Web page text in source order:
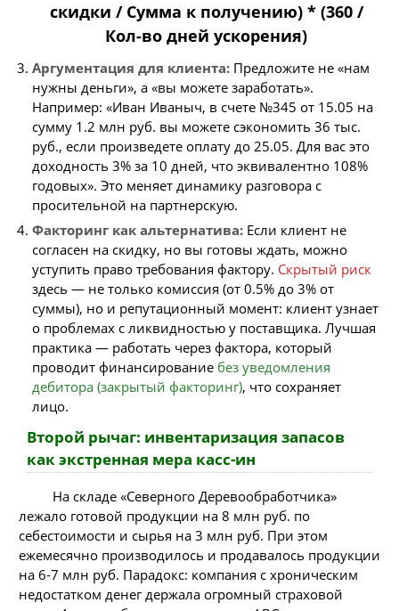
скидки / Сумма к получению) * (360 /
Кол-во дней ускорения)
Аргументация для клиента: Предложите не «нам
нужны деньги», а «вы можете заработать».
Например: «Иван Иваныч, в счете №345 от 15.05 на
сумму 1.2 млн руб. вы можете сэкономить 36 тыс.
руб., если произведете оплату до 25.05. Для вас это
доходность 3% за 10 дней, что эквивалентно 108%
годовых». Это меняет динамику разговора с
просительной на партнерскую.
Факторинг как альтернатива: Если клиент не
согласен на скидку, но вы готовы ждать, можно
уступить право требования фактору. Скрытый риск
здесь — не только комиссия (от 0.5% до 3% от
суммы), но и репутационный момент: клиент узнает
о проблемах с ликвидностью у поставщика. Лучшая
практика — работать через фактора, который
проводит финансирование без уведомления
дебитора (закрытый факторинг), что сохраняет
лицо.
Второй рычаг: инвентаризация запасов
как экстренная мера касс-ин
На складе «Северного Деревообработчика»
лежало готовой продукции на 8 млн руб. по
себестоимости и сырья на 3 млн руб. При этом
ежемесячно производилось и продавалось продукции
на 6-7 млн руб. Парадокс: компания с хроническим
недостатком денег держала огромный страховой